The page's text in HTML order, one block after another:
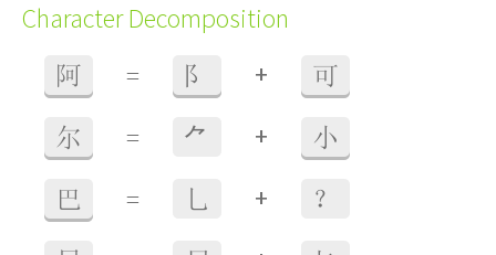
Character Decomposition
阿 = 阝 + 可
尔 = ⺈ + 小
巴 = 乚 + ？